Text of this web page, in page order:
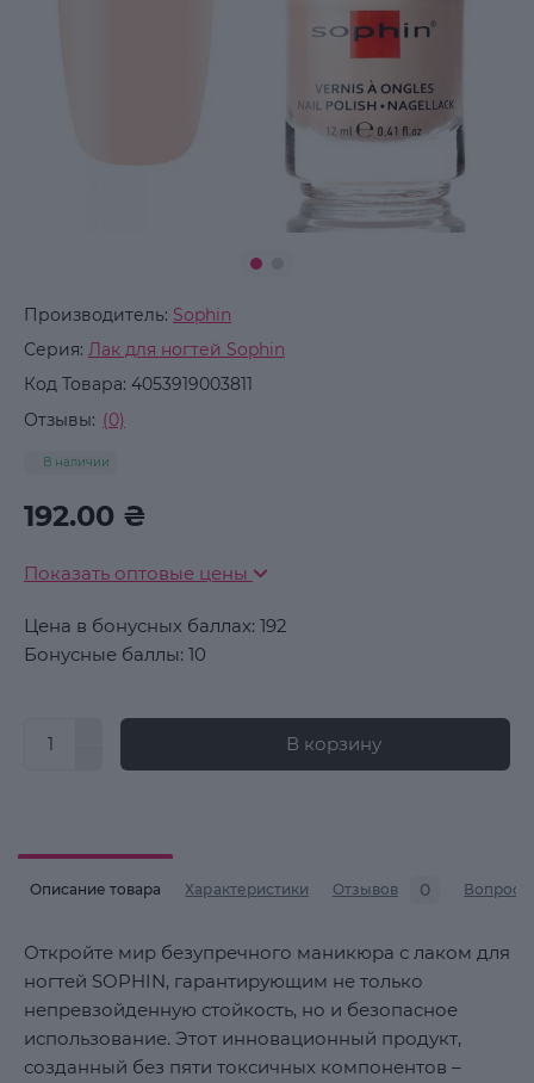
Производитель: Sophin
Серия: Лак для ногтей Sophin
Код Товара: 4053919003811
Отзывы: (0)
В наличии
192.00 ₴
Показать оптовые цены
Цена в бонусных баллах: 192
Бонусные баллы: 10
В корзину
Описание товара Характеристики Отзывов 0 Вопросы
Откройте мир безупречного маникюра с лаком для
ногтей SOPHIN, гарантирующим не только
непревзойденную стойкость, но и безопасное
использование. Этот инновационный продукт,
созданный без пяти токсичных компонентов –